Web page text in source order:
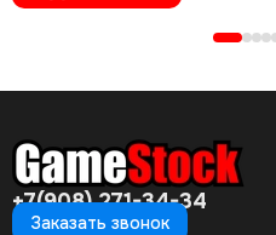
+7(908) 271-34-34
Заказать звонок